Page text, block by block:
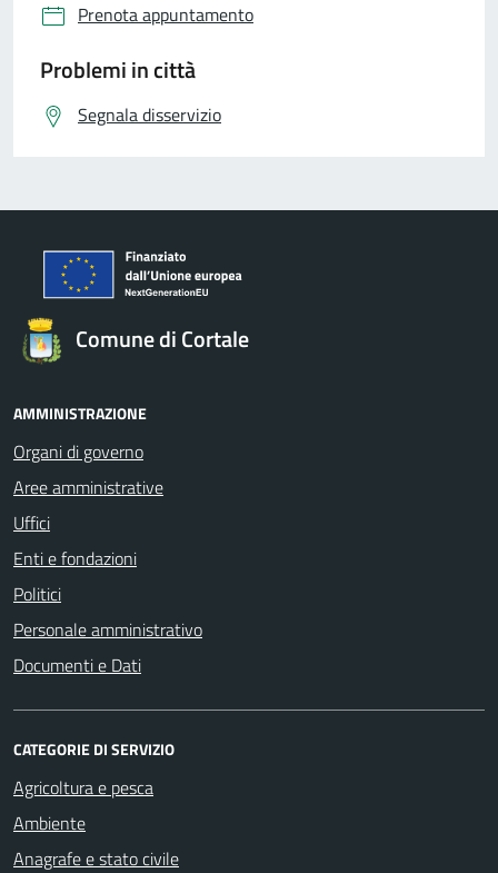
Prenota appuntamento
Problemi in città
Segnala disservizio
Comune di Cortale
AMMINISTRAZIONE
Organi di governo
Aree amministrative
Uffici
Enti e fondazioni
Politici
Personale amministrativo
Documenti e Dati
CATEGORIE DI SERVIZIO
Agricoltura e pesca
Ambiente
Anagrafe e stato civile